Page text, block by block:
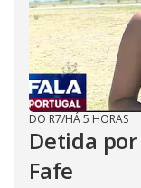
DO R7/HÁ 5 HORAS
Detida
Fafe